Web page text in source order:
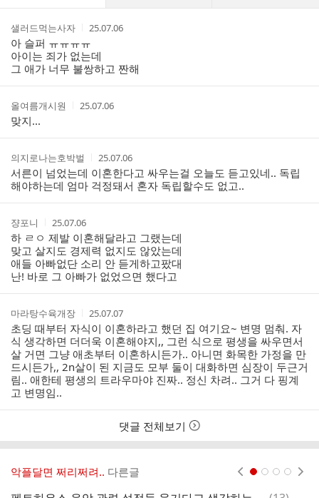
작
성
자
샐러드먹는사자
작
시
간
25.07.06
아 슬퍼 ㅠㅠㅠㅠ
아이는 죄가 없는데
그 애가 너무 불쌍하고 짠해
작
성
자
올여름개시원
작
간
25.07.06
맞지...
작
성
자
의지로나는호박벌
작
성
시
간
25.07.06
서른이 넘었는데 이혼한다고 싸우는걸 오늘도 듣고있네.. 독립
해야하는데 엄마 걱정돼서 혼자 독립할수도 없고..
작
성
자
쟝포니
작
성
시
간
25.07.06
하 ㄹㅇ 제발 이혼해달라고 그랬는데
맞고 살지도 경제력 없지도 않았는데
애들 아빠없단 소리 안 듣게하고팠대
난! 바로 그 아빠가 없었으면 했다고
작
성
자
마라탕수육개장
작
성
시
간
25.07.07
초딩 때부터 자식이 이혼하라고 했던 집 여기요~ 변명 멈춰. 자
식 생각하면 더더욱 이혼해야지,, 그런 식으로 평생을 싸우면서
살 거면 그냥 애초부터 이혼하시든가.. 아니면 화목한 가정을 만
드시든가,, 2n살이 된 지금도 모부 둘이 대화하면 심장이 두근거
림.. 애한테 평생의 트라우마야 진짜.. 정신 차려.. 그거 다 핑계
고 변명임..
댓글 전체보기
악플달면 쩌리쩌려.. 다른글